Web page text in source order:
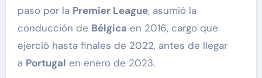
paso por la Premier League, asumió la
conducción de Bélgica en 2016, cargo que
ejerció hasta finales de 2022, antes de llegar
a Portugal en enero de 2023.